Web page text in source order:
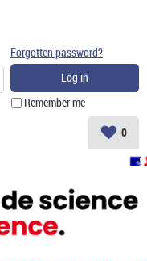
Remember me
Forgotten password?
0